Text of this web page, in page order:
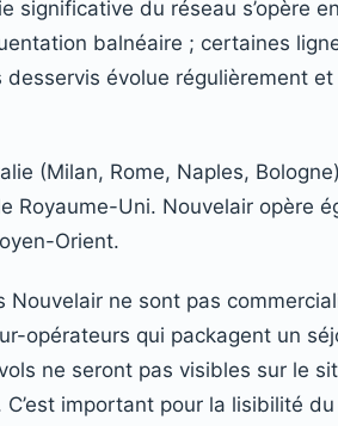
significative du réseau s’opère
balnéaire ; certaines
évolue régulièrement
(Milan, Rome, Naples,
Royaume-Uni. Nouvelair opère
Orient.
ne sont pas
opérateurs qui packagent un
ne seront pas visibles sur le
important pour la lisibilité